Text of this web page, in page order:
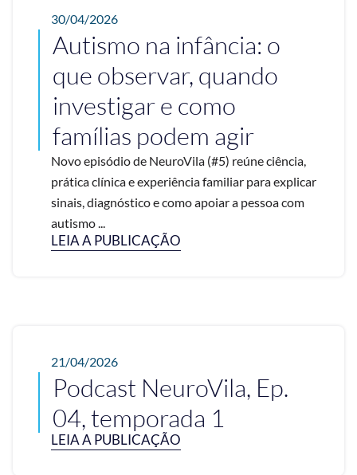
30/04/2026
Autismo na infância: o
que observar, quando
investigar e como
famílias podem agir
Novo episódio de NeuroVila (#5) reúne ciência,
prática clínica e experiência familiar para explicar
sinais, diagnóstico e como apoiar a pessoa com
autismo ...
LEIA A PUBLICAÇÃO
21/04/2026
Podcast NeuroVila, Ep.
04, temporada 1
LEIA A PUBLICAÇÃO